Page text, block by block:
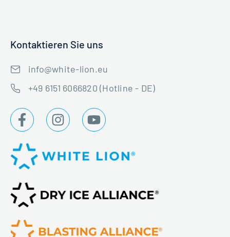
Kontaktieren Sie uns
info@white-lion.eu
+49 6151 6066820 (Hotline - DE)